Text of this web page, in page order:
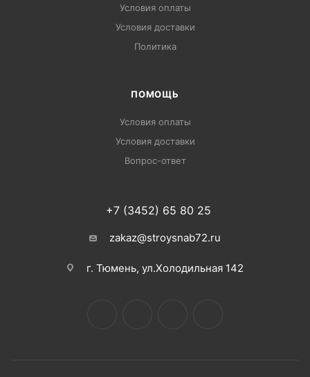
Условия оплаты
Условия доставки
Политика
ПОМОЩЬ
Условия оплаты
Условия доставки
Вопрос-ответ
+7 (3452) 65 80 25
zakaz@stroysnab72.ru
г. Тюмень, ул.Холодильная 142